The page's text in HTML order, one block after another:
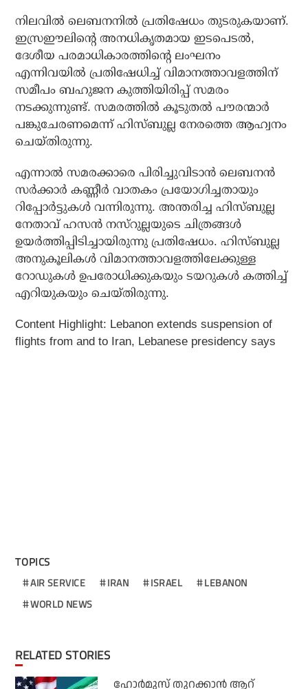
നിലവില്‍ ലെബനനില്‍ പ്രതിഷേധം തുടരുകയാണ്.
ഇസ്രഈലിന്റെ അനധികൃതമായ ഇടപെടല്‍,
ദേശീയ പരമാധികാരത്തിന്റെ ലംഘനം
എന്നിവയില്‍ പ്രതിഷേധിച്ച് വിമാനത്താവളത്തിന്
സമീപം ബഹുജന കുത്തിയിരിപ്പ് സമരം
നടക്കുന്നുണ്ട്. സമരത്തില്‍ കൂടുതല്‍ പൗരന്മാര്‍
പങ്കുചേരണമെന്ന് ഹിസ്ബുല്ല നേരത്തെ ആഹ്വനം
ചെയ്തിരുന്നു.
എന്നാല്‍ സമരക്കാരെ പിരിച്ചുവിടാന്‍ ലെബനന്‍
സര്‍ക്കാര്‍ കണ്ണീര്‍ വാതകം പ്രയോഗിച്ചതായും
റിപ്പോര്‍ട്ടുകള്‍ വന്നിരുന്നു. അന്തരിച്ച ഹിസ്ബുല്ല
നേതാവ് ഹസന്‍ നസ്റുല്ലയുടെ ചിത്രങ്ങള്‍
ഉയര്‍ത്തിപ്പിടിച്ചായിരുന്നു പ്രതിഷേധം. ഹിസ്ബുല്ല
അനുകൂലികള്‍ വിമാനത്താവളത്തിലേക്കുള്ള
റോഡുകള്‍ ഉപരോധിക്കുകയും ടയറുകള്‍ കത്തിച്ച്
എറിയുകയും ചെയ്തിരുന്നു.
Content Highlight: Lebanon extends suspension of
flights from and to Iran, Lebanese presidency says
TOPICS
AIR SERVICE IRAN ISRAEL
LEBANON
WORLD NEWS
RELATED STORIES
ഹോര്‍മുസ് തുറക്കാന്‍ ആറ്